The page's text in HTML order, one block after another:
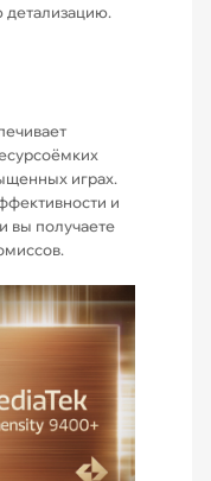
детализацию.
играх.
и
вы получаете